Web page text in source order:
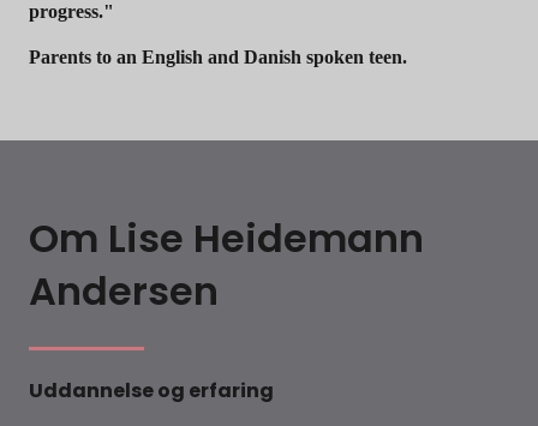
progress."
Parents to an English and Danish spoken teen.
Om Lise Heidemann
Andersen
Uddannelse og erfaring